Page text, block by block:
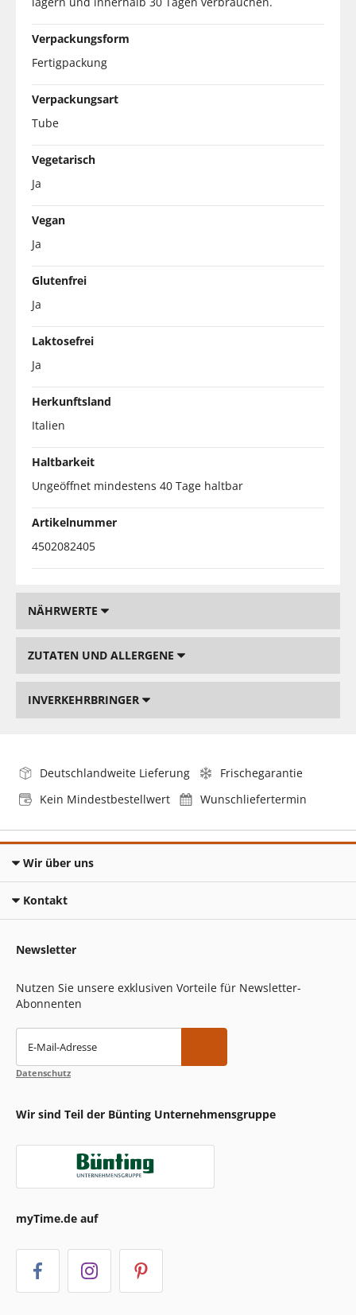
Verpackungsform
Fertigpackung
Verpackungsart
Tube
Vegetarisch
Ja
Vegan
Ja
Glutenfrei
Ja
Laktosefrei
Ja
Herkunftsland
Italien
Haltbarkeit
Ungeöffnet mindestens 40 Tage haltbar
Artikelnummer
4502082405
NÄHRWERTE
ZUTATEN UND ALLERGENE
INVERKEHRBRINGER
Deutschlandweite Lieferung
Frischegarantie
Kein Mindestbestellwert
Wunschliefertermin
Wir über uns
Kontakt
Newsletter
Nutzen Sie unsere exklusiven Vorteile für Newsletter-
Abonnenten
E-Mail-Adresse
Datenschutz
Wir sind Teil der Bünting Unternehmensgruppe
myTime.de auf